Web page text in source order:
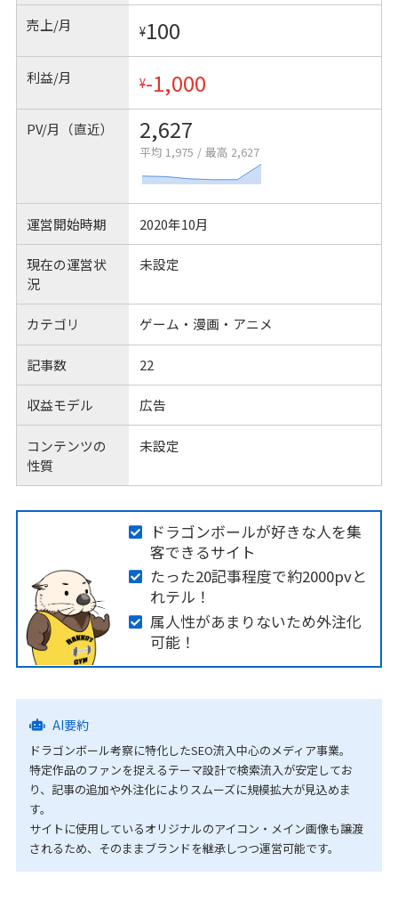
売上/月 ¥100
利益/月 ¥-1,000
PV/月（直近） 2,627
平均 1,975 / 最高 2,627
運営開始時期 2020年10月
現在の運営状
況
未設定
カテゴリ ゲーム・漫画・アニメ
記事数 22
収益モデル 広告
コンテンツの
性質
未設定
ドラゴンボールが好きな人を集
客できるサイト
たった20記事程度で約2000pvと
れテル！
属人性があまりないため外注化
可能！
AI要約
ドラゴンボール考察に特化したSEO流入中心のメディア事業。
特定作品のファンを捉えるテーマ設計で検索流入が安定してお
り、記事の追加や外注化によりスムーズに規模拡大が見込めま
す。
サイトに使用しているオリジナルのアイコン・メイン画像も譲渡
されるため、そのままブランドを継承しつつ運営可能です。